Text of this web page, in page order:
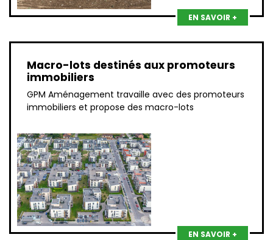
EN SAVOIR +
Macro-lots destinés aux promoteurs
immobiliers
GPM Aménagement travaille avec des promoteurs
immobiliers et propose des macro-lots
EN SAVOIR +